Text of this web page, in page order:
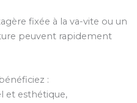
fixée à la va-vite ou un
peuvent rapidement
:
et esthétique,